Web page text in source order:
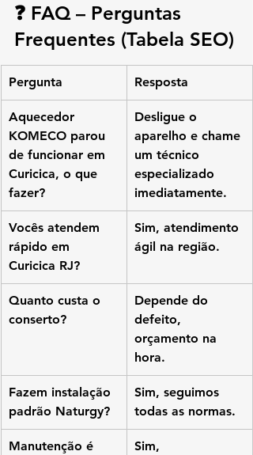
❓ FAQ – Perguntas
Frequentes (Tabela SEO)
Pergunta Resposta
Aquecedor
KOMECO parou
de funcionar em
Curicica, o que
fazer?
Desligue o
aparelho e chame
um técnico
especializado
imediatamente.
Vocês atendem
rápido em
Curicica RJ?
Sim, atendimento
ágil na região.
Quanto custa o
conserto?
Depende do
defeito,
orçamento na
hora.
Fazem instalação
padrão Naturgy?
Sim, seguimos
todas as normas.
Manutenção é
Sim,